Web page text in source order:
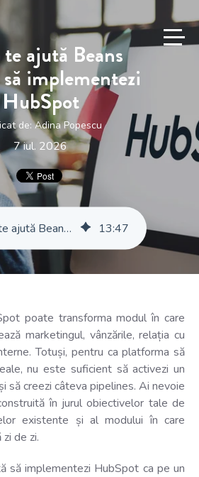
ajută Beans
implementezi
HubSpot
de: Adina Popescu
7 iul. 2026
Cum te ajută Beans United să implementezi HubSpot 13:47
poate transforma modul în care
marketingul, vânzările, relația cu
Totuși, pentru ca platforma să
nu este suficient să activezi un
să creezi câteva pipelines. Ai nevoie
în jurul obiectivelor tale de
existente și al modului în care
de zi.
să implementezi HubSpot ca pe un